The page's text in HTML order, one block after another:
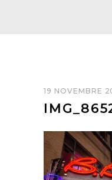
19 NOVEMBRE